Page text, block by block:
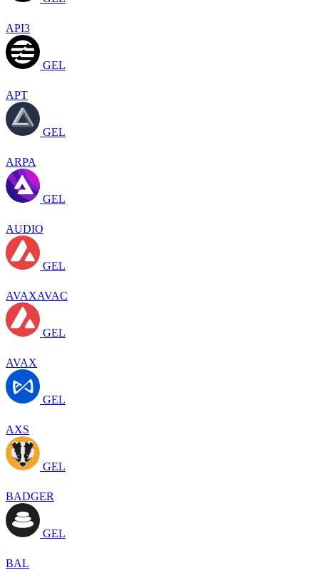
API3
GEL
APT
GEL
ARPA
GEL
AUDIO
GEL
AVAXAVAC
GEL
AVAX
GEL
AXS
GEL
BADGER
GEL
BAL